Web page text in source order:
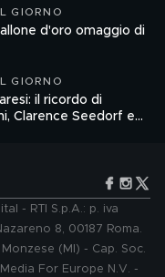
GIORNO
d'oro omaggio di
GIORNO
il ricordo di
Clarence Seedorf e
- RTI S.p.A.: p. iva
8, 00187 Roma.
(MI) - Cap. Soc.
For Europe N.V. -